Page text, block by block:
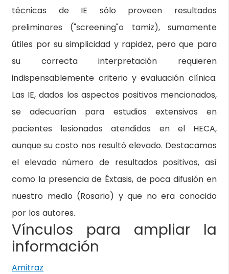
técnicas de IE sólo proveen resultados
preliminares ("screening"o tamiz), sumamente
útiles por su simplicidad y rapidez, pero que para
su correcta interpretación requieren
indispensablemente criterio y evaluación clínica.
Las IE, dados los aspectos positivos mencionados,
se adecuarían para estudios extensivos en
pacientes lesionados atendidos en el HECA,
aunque su costo nos resultó elevado. Destacamos
el elevado número de resultados positivos, así
como la presencia de Éxtasis, de poca difusión en
nuestro medio (Rosario) y que no era conocido
por los autores.
Vínculos para ampliar la
información
Amitraz